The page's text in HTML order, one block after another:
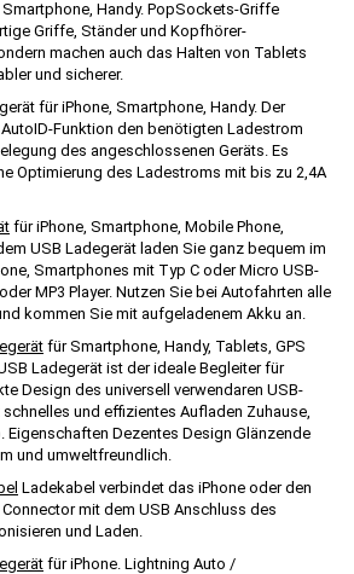
Smartphone, Handy. PopSockets-Griffe
Griffe, Ständer und Kopfhörer-
machen auch das Halten von Tablets
und sicherer.
für iPhone, Smartphone, Handy. Der
Funktion den benötigten Ladestrom
des angeschlossenen Geräts. Es
Optimierung des Ladestroms mit bis zu 2,4A
für iPhone, Smartphone, Mobile Phone,
USB Ladegerät laden Sie ganz bequem im
Smartphones mit Typ C oder Micro USB-
MP3 Player. Nutzen Sie bei Autofahrten alle
kommen Sie mit aufgeladenem Akku an.
für Smartphone, Handy, Tablets, GPS
Ladegerät ist der ideale Begleiter für
Design des universell verwendaren USB-
und effizientes Aufladen Zuhause,
Eigenschaften Dezentes Design Glänzende
und umweltfreundlich.
Ladekabel verbindet das iPhone oder den
mit dem USB Anschluss des
und Laden.
für iPhone. Lightning Auto /